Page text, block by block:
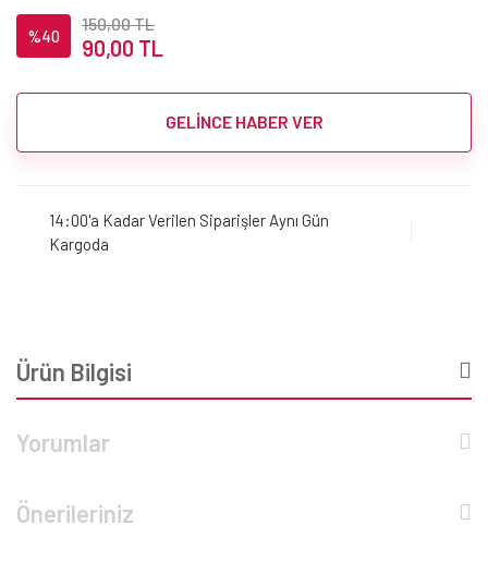
%40
150,00 TL
90,00 TL
GELİNCE HABER VER
14:00'a Kadar Verilen Siparişler Aynı Gün
Kargoda
Ürün Bilgisi
Yorumlar
Önerileriniz